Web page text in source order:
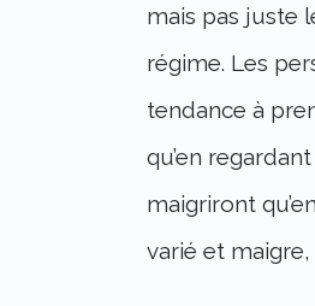
mais pas juste
régime. Les
tendance à
qu’en
maigriront
varié et maigre,